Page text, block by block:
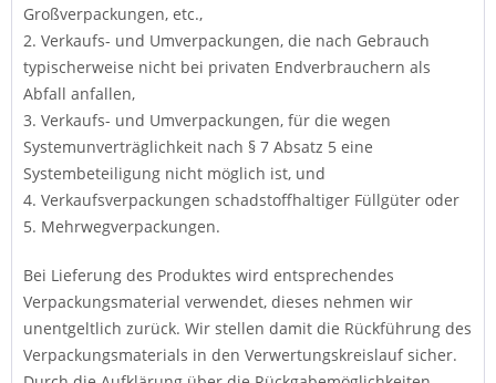
Großverpackungen, etc.,
2. Verkaufs- und Umverpackungen, die nach Gebrauch
typischerweise nicht bei privaten Endverbrauchern als
Abfall anfallen,
3. Verkaufs- und Umverpackungen, für die wegen
Systemunverträglichkeit nach § 7 Absatz 5 eine
Systembeteiligung nicht möglich ist, und
4. Verkaufsverpackungen schadstoffhaltiger Füllgüter oder
5. Mehrwegverpackungen.
Bei Lieferung des Produktes wird entsprechendes
Verpackungsmaterial verwendet, dieses nehmen wir
unentgeltlich zurück. Wir stellen damit die Rückführung des
Verpackungsmaterials in den Verwertungskreislauf sicher.